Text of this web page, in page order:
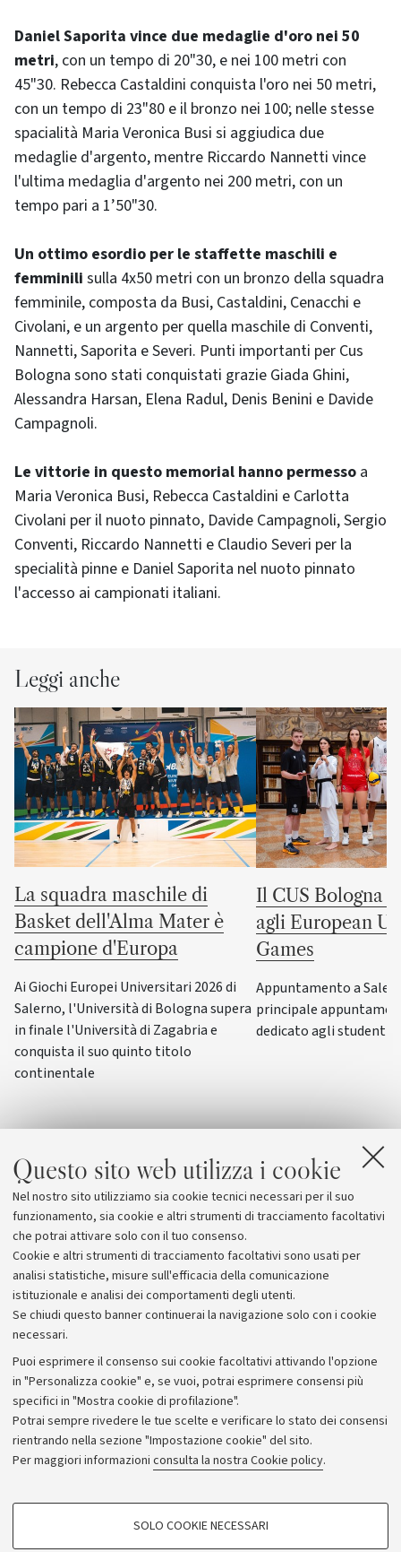
Questo sito web utilizza i cookie
Nel nostro sito utilizziamo sia cookie tecnici necessari per il suo
funzionamento, sia cookie e altri strumenti di tracciamento facoltativi
che potrai attivare solo con il tuo consenso.
Cookie e altri strumenti di tracciamento facoltativi sono usati per
analisi statistiche, misure sull'efficacia della comunicazione
istituzionale e analisi dei comportamenti degli utenti.
Se chiudi questo banner continuerai la navigazione solo con i cookie
necessari.
Puoi esprimere il consenso sui cookie facoltativi attivando l'opzione
in "Personalizza cookie" e, se vuoi, potrai esprimere consensi più
specifici in "Mostra cookie di profilazione".
Potrai sempre rivedere le tue scelte e verificare lo stato dei consensi
rientrando nella sezione "Impostazione cookie" del sito.
Per maggiori informazioni consulta la nostra Cookie policy.
COOKIE DI PROFILAZIONE - FACOLTATIVI
SOLO COOKIE NECESSARI
Daniel Saporita vince due medaglie d'oro nei 50
metri, con un tempo di 20"30, e nei 100 metri con
45"30. Rebecca Castaldini conquista l'oro nei 50 metri,
con un tempo di 23"80 e il bronzo nei 100; nelle stesse
spacialità Maria Veronica Busi si aggiudica due
medaglie d'argento, mentre Riccardo Nannetti vince
l'ultima medaglia d'argento nei 200 metri, con un
tempo pari a 1’50"30.
Un ottimo esordio per le staffette maschili e
femminili sulla 4x50 metri con un bronzo della squadra
femminile, composta da Busi, Castaldini, Cenacchi e
Civolani, e un argento per quella maschile di Conventi,
Nannetti, Saporita e Severi. Punti importanti per Cus
Bologna sono stati conquistati grazie Giada Ghini,
Alessandra Harsan, Elena Radul, Denis Benini e Davide
Campagnoli.
Le vittorie in questo memorial hanno permesso a
Maria Veronica Busi, Rebecca Castaldini e Carlotta
Civolani per il nuoto pinnato, Davide Campagnoli, Sergio
Conventi, Riccardo Nannetti e Claudio Severi per la
specialità pinne e Daniel Saporita nel nuoto pinnato
l'accesso ai campionati italiani.
Leggi anche
La squadra maschile di
Basket dell'Alma Mater è
campione d'Europa
Ai Giochi Europei Universitari 2026 di
Salerno, l'Università di Bologna supera
in finale l'Università di Zagabria e
conquista il suo quinto titolo
continentale
Il CUS Bologna
agli European
Games
Appuntamento a
principale
dedicato agli
Archivio
Comunicati stampa
Redazione
Rassegna stampa